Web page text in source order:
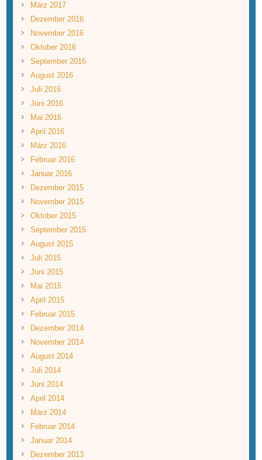
März 2017
Dezember 2016
November 2016
Oktober 2016
September 2016
August 2016
Juli 2016
Juni 2016
Mai 2016
April 2016
März 2016
Februar 2016
Januar 2016
Dezember 2015
November 2015
Oktober 2015
September 2015
August 2015
Juli 2015
Juni 2015
Mai 2015
April 2015
Februar 2015
Dezember 2014
November 2014
August 2014
Juli 2014
Juni 2014
April 2014
März 2014
Februar 2014
Januar 2014
Dezember 2013